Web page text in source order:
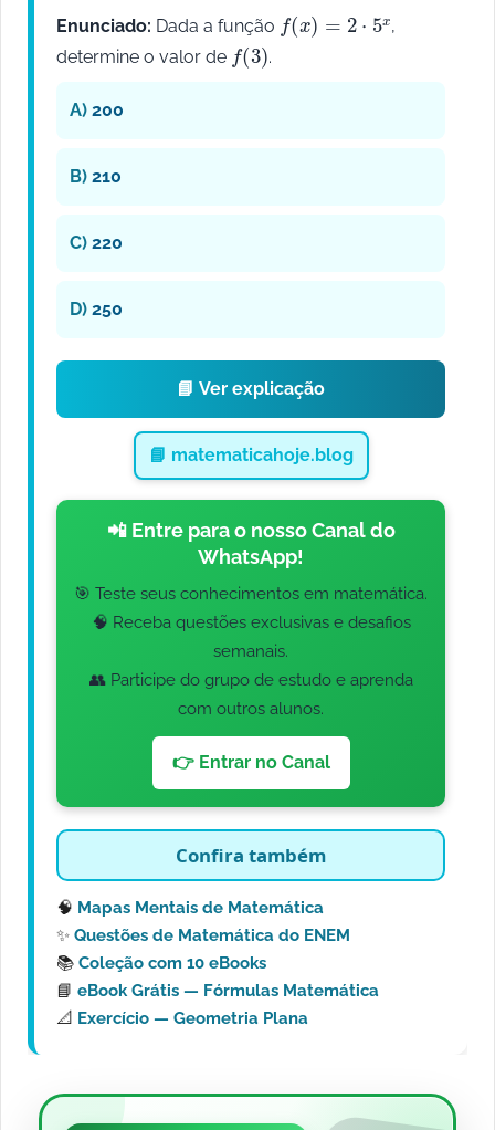
Enunciado: Dada a função
(x = x
,
determine o valor de
(3)
.
A) 200
B) 210
C) 220
D) 250
📘 Ver explicação
📘 matematicahoje.blog
📲 Entre para o nosso Canal do
WhatsApp!
🎯 Teste seus conhecimentos em matemática.
🧠 Receba questões exclusivas e desafios
semanais.
👥 Participe do grupo de estudo e aprenda
com outros alunos.
👉 Entrar no Canal
Confira também
🧠 Mapas Mentais de Matemática
✨ Questões de Matemática do ENEM
📚 Coleção com 10 eBooks
📘 eBook Grátis — Fórmulas Matemática
📐 Exercício — Geometria Plana